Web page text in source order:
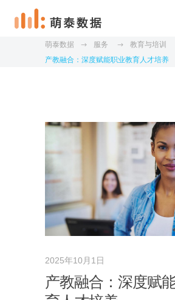
萌泰数据 服务
教育与培训
产教融合：深度赋能职业教育人才培养
2025年10月1日
产教融合：深度赋